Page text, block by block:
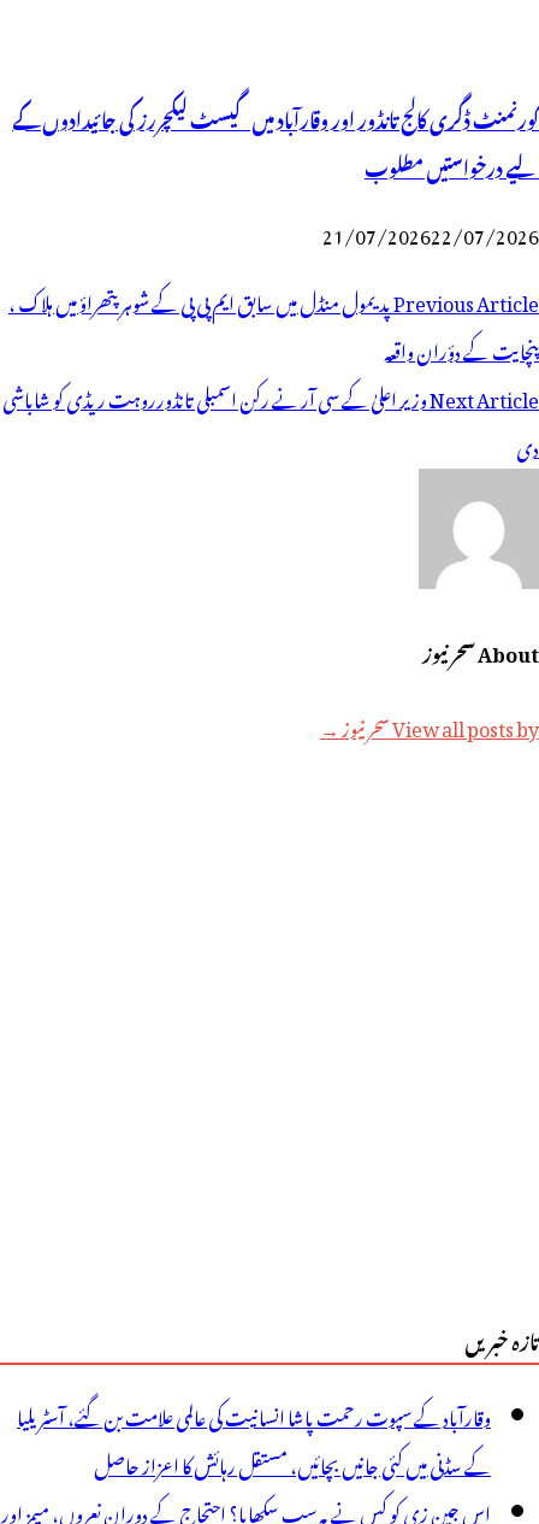
گورنمنٹ ڈگری کالج تانڈور اور وقارآباد میں گیسٹ لیکچررز کی جائیدادوں کے
لیے درخواستیں مطلوب
21/07/202622/07/2026
پوسٹوں
کی
نیویگیشن
Previous Articleپدیمول منڈل میں سابق ایم پی پی کے شوہر پتھراؤ میں ہلاک ،
پنچایت کے دؤران واقعہ
Next Articleوزیر اعلیٰ کے سی آر نے رکن اسمبلی تانڈورروہت ریڈی کو شاباشی
دی
About سحر نیوز
View all posts by سحر نیوز →
تازہ خبریں
وقارآباد کے سپوت رحمت پاشا انسانیت کی عالمی علامت بن گئے، آسٹریلیا
کے سڈنی میں کئی جانیں بچائیں، مستقل رہائش کا اعزاز حاصل
اس جین زی کو کس نے یہ سب سکھایا؟ احتجاج کے دوران نعروں، میمز اور